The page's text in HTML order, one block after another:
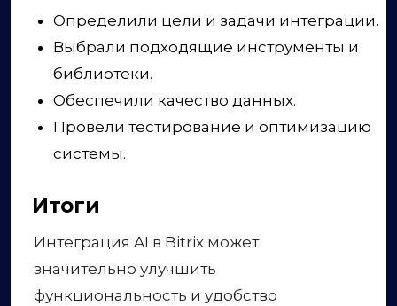
Определили цели и задачи интеграции.
Выбрали подходящие инструменты и
библиотеки.
Обеспечили качество данных.
Провели тестирование и оптимизацию
системы.
Итоги
Интеграция AI в Bitrix может
значительно улучшить
функциональность и удобство